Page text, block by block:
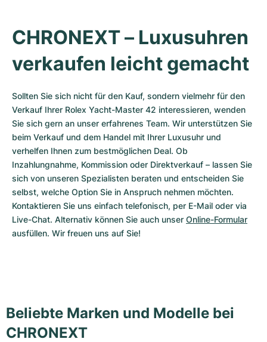
CHRONEXT – Luxusuhren
verkaufen leicht gemacht
Sollten Sie sich nicht für den Kauf, sondern vielmehr für den
Verkauf Ihrer Rolex Yacht-Master 42 interessieren, wenden
Sie sich gern an unser erfahrenes Team. Wir unterstützen Sie
beim Verkauf und dem Handel mit Ihrer Luxusuhr und
verhelfen Ihnen zum bestmöglichen Deal. Ob
Inzahlungnahme, Kommission oder Direktverkauf – lassen Sie
sich von unseren Spezialisten beraten und entscheiden Sie
selbst, welche Option Sie in Anspruch nehmen möchten.
Kontaktieren Sie uns einfach telefonisch, per E-Mail oder via
Live-Chat. Alternativ können Sie auch unser Online-Formular
ausfüllen. Wir freuen uns auf Sie!
Beliebte Marken und Modelle bei
CHRONEXT